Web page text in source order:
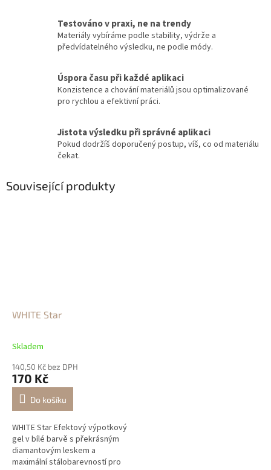
Testováno v praxi, ne na trendy
Materiály vybíráme podle stability, výdrže a
předvídatelného výsledku, ne podle módy.
Úspora času při každé aplikaci
Konzistence a chování materiálů jsou optimalizované
pro rychlou a efektivní práci.
Jistota výsledku při správné aplikaci
Pokud dodržíš doporučený postup, víš, co od materiálu
čekat.
Související produkty
WHITE Star
Skladem
140,50 Kč bez DPH
170 Kč
Do košíku
WHITE Star Efektový výpotkový
gel v bílé barvě s překrásným
diamantovým leskem a
maximální stálobarevností pro